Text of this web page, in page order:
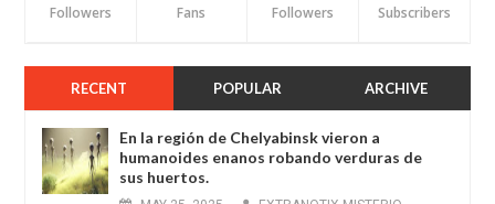
Followers Fans Followers Subscribers
RECENT POPULAR ARCHIVE
En la región de Chelyabinsk vieron a
humanoides enanos robando verduras de
sus huertos.